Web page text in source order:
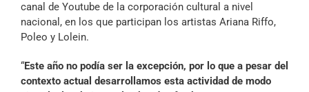
canal de Youtube de la corporación cultural a nivel
nacional, en los que participan los artistas Ariana Riffo,
Poleo y Lolein.
“Este año no podía ser la excepción, por lo que a pesar del
contexto actual desarrollamos esta actividad de modo